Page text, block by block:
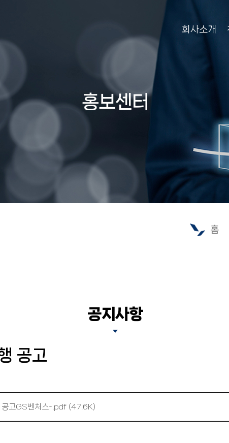
회사소개
홍보센터
홈
공지사항
공고
공고GS벤처스-.pdf (47.6K)